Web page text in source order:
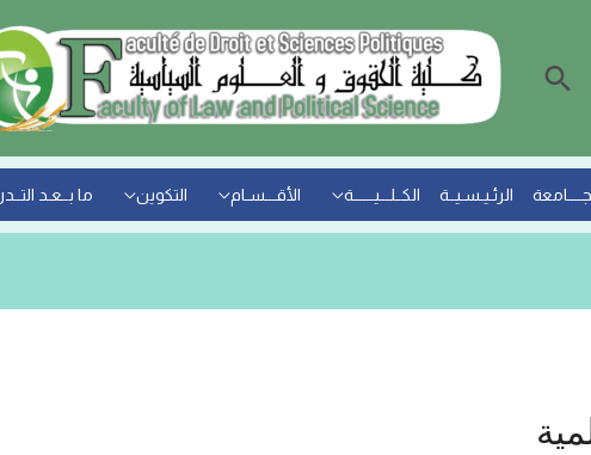
الرئـيـسـيــة الكــلـــيــــــة الأقـــسـام التكوين ما بــعـد